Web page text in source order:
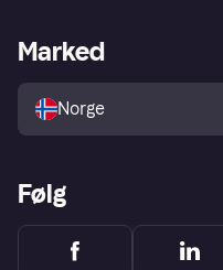
Utforsk butikker
Merchant portal
Marked
Norge
Følg